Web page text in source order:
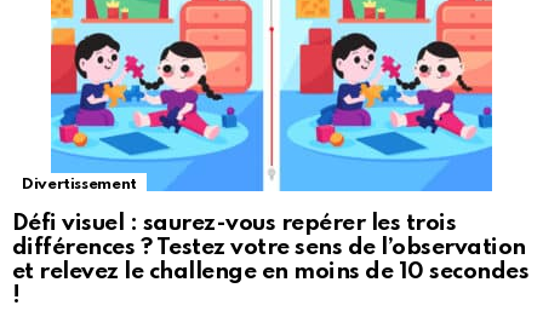
Divertissement
Défi visuel : saurez-vous repérer les trois
différences ? Testez votre sens de l’observation
et relevez le challenge en moins de 10 secondes
!